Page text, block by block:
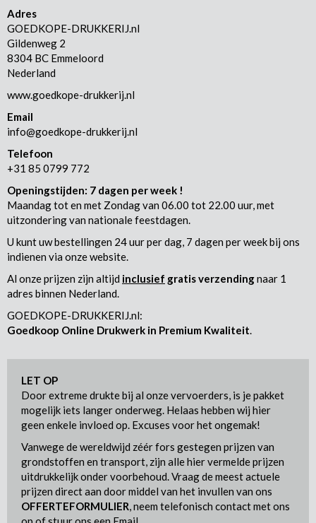
Adres
GOEDKOPE-DRUKKERIJ.nl
Gildenweg 2
8304 BC Emmeloord
Nederland
www.goedkope-drukkerij.nl
Email
info@goedkope-drukkerij.nl
Telefoon
+31 85 0799 772
Openingstijden: 7 dagen per week !
Maandag tot en met Zondag van 06.00 tot 22.00 uur, met
uitzondering van nationale feestdagen.
U kunt uw bestellingen 24 uur per dag, 7 dagen per week bij ons
indienen via onze website.
Al onze prijzen zijn altijd inclusief gratis verzendingnaar 1
adres binnen Nederland.
GOEDKOPE-DRUKKERIJ.nl:
Goedkoop Online Drukwerk in Premium Kwaliteit.
LET OP
Door extreme drukte bij al onze vervoerders, is je pakket
mogelijk iets langer onderweg. Helaas hebben wij hier
geen enkele invloed op. Excuses voor het ongemak!
Vanwege de wereldwijd zéér fors gestegen prijzen van
grondstoffen en transport, zijn alle hier vermelde prijzen
uitdrukkelijk onder voorbehoud. Vraag de meest actuele
prijzen direct aan door middel van het invullen van ons
OFFERTEFORMULIER, neem telefonisch contact met ons